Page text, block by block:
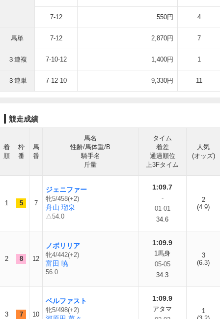
7-12 550円 4
馬単 7-12 2,870円 7
３連複 7-10-12 1,400円 1
３連単 7-12-10 9,330円 11
競走成績
着
順
枠
番
馬
番
馬名
性齢/馬体重/B
騎手名
斤量
タイム
着差
通過順位
上3Fタイム
人気
(オッズ)
1 5 7
ジェニファー
牝5/458(+2)
舟山 瑠泉
△54.0
1:09.7
-
01-01
34.6
2
(4.9)
2 8 12
ノボリリア
牝4/442(+2)
富田 暁
56.0
1:09.9
1馬身
05-05
34.3
3
(6.3)
3 7 10
ベルファスト
牝5/498(+2)
1:09.9
アタマ
1